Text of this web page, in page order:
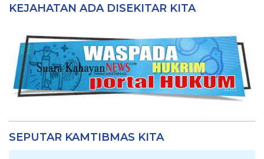
KEJAHATAN ADA DISEKITAR KITA
SEPUTAR KAMTIBMAS KITA